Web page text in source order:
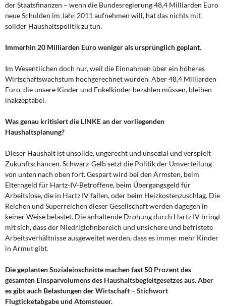
DIE LINKE
Memo-Gruppe
Institut Solidarische Moderne
Über mich
Kontakt
der Staatsfinanzen – wenn die Bundesregierung 48,4 Milliarden Euro
neue Schulden im Jahr 2011 aufnehmen will, hat das nichts mit
solider Haushaltspolitik zu tun.
Immerhin 20 Milliarden Euro weniger als ursprünglich geplant.
Im Wesentlichen doch nur, weil die Einnahmen über ein höheres
Wirtschaftswachstum hochgerechnet wurden. Aber 48,4 Milliarden
Euro, die unsere Kinder und Enkelkinder bezahlen müssen, bleiben
inakzeptabel.
Was genau kritisiert die LINKE an der vorliegenden
Haushaltsplanung?
Dieser Haushalt ist unsolide, ungerecht und unsozial und verspielt
Zukunftschancen. Schwarz-Gelb setzt die Politik der Umverteilung
von unten nach oben fort. Gespart wird bei den Ärmsten, beim
Elterngeld für Hartz-IV-Betroffene, beim Übergangsgeld für
Arbeitslose, die in Hartz IV fallen, oder beim Heizkostenzuschlag. Die
Reichen und Superreichen dieser Gesellschaft werden dagegen in
keiner Weise belastet. Die anhaltende Drohung durch Hartz IV bringt
mit sich, dass der Niedriglohnbereich und unsichere und befristete
Arbeitsverhältnisse ausgeweitet werden, dass es immer mehr Kinder
in Armut gibt.
Die geplanten Sozialeinschnitte machen fast 50 Prozent des
gesamten Einsparvolumens des Haushaltsbegleitgesetzes aus. Aber
es gibt auch Belastungen der Wirtschaft – Stichwort
Flugticketabgabe und Atomsteuer.